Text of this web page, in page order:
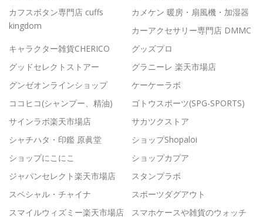
カフスボタン専門店 cuffs
kingdom
カメケン 暖房・扇風機・加湿器
カーアクセサリー専門店 DMMC
キャラクター雑貨CHERICO
グッズプロ
グッドセレクトストアー
グラニーレ 楽天市場店
グンゼオンラインショップ
ケーケーラボ
ココヒコ(シャンプー、精油)
ゴトウスポーツ(SPG-SPORTS)
サインラボ楽天市場店
サカツクストア
シャチハタ・印鑑 原眞堂
ショップShopaloi
ショップにこにこ
ショップカプア
ジャパンセレクト楽天市場店
スタンプラボ
スペシャル・チャイナ
スポーツダグアウト
スマイルウィズミー楽天市場店
スマホケースや雑貨のウォッチ